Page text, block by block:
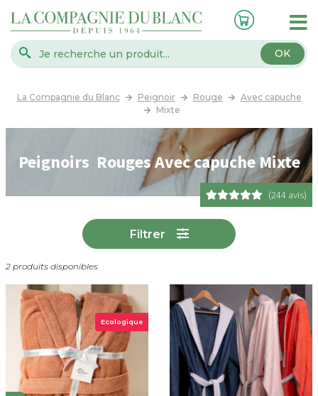
OK
La Compagnie du Blanc Peignoir Rouge
Avec capuche
Mixte
Peignoirs Rouges Avec capuche Mixte
(244 avis)
Filtrer
2 produits disponibles
Ecologique